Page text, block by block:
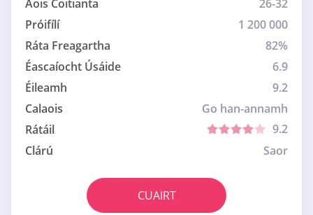
Aois Coitianta
26-32
Próifílí
1 200 000
Ráta Freagartha
82%
Éascaíocht Úsáide
6.9
Éileamh
9.2
Calaois
Go han-annamh
Rátáil
9.2
Clárú
Saor
CUAIRT